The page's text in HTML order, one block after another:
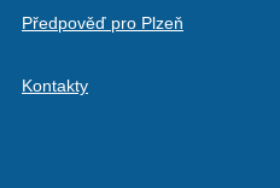
Předpověď pro Plzeň
Kontakty